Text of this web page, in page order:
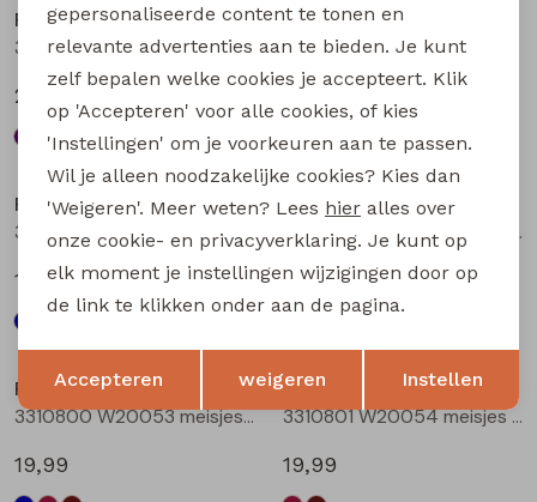
Persival
3310404 W20049 meisjes sweatshirt Taupe
22,99
Persival
22,99
Nieuw
Persival
3310800 W20053 meisjes rok kort Marine
19,99
Persival
3310800 W20053 meisjes rok kort Bordeaux
19,99
Persival
3310800 W20053 meisjes rok kort Bruin donker
19,99
Persival
3310801 W20054 meisjes rok kort Bordeaux
19,99
Terug Opslaan
gepersonaliseerde content te tonen en
relevante advertenties aan te bieden. Je kunt
zelf bepalen welke cookies je accepteert. Klik
op 'Accepteren' voor alle cookies, of kies
'Instellingen' om je voorkeuren aan te passen.
Wil je alleen noodzakelijke cookies? Kies dan
'Weigeren'. Meer weten? Lees hier alles over
onze cookie- en privacyverklaring. Je kunt op
elk moment je instellingen wijzigingen door op
de link te klikken onder aan de pagina.
Accepteren weigeren Instellen